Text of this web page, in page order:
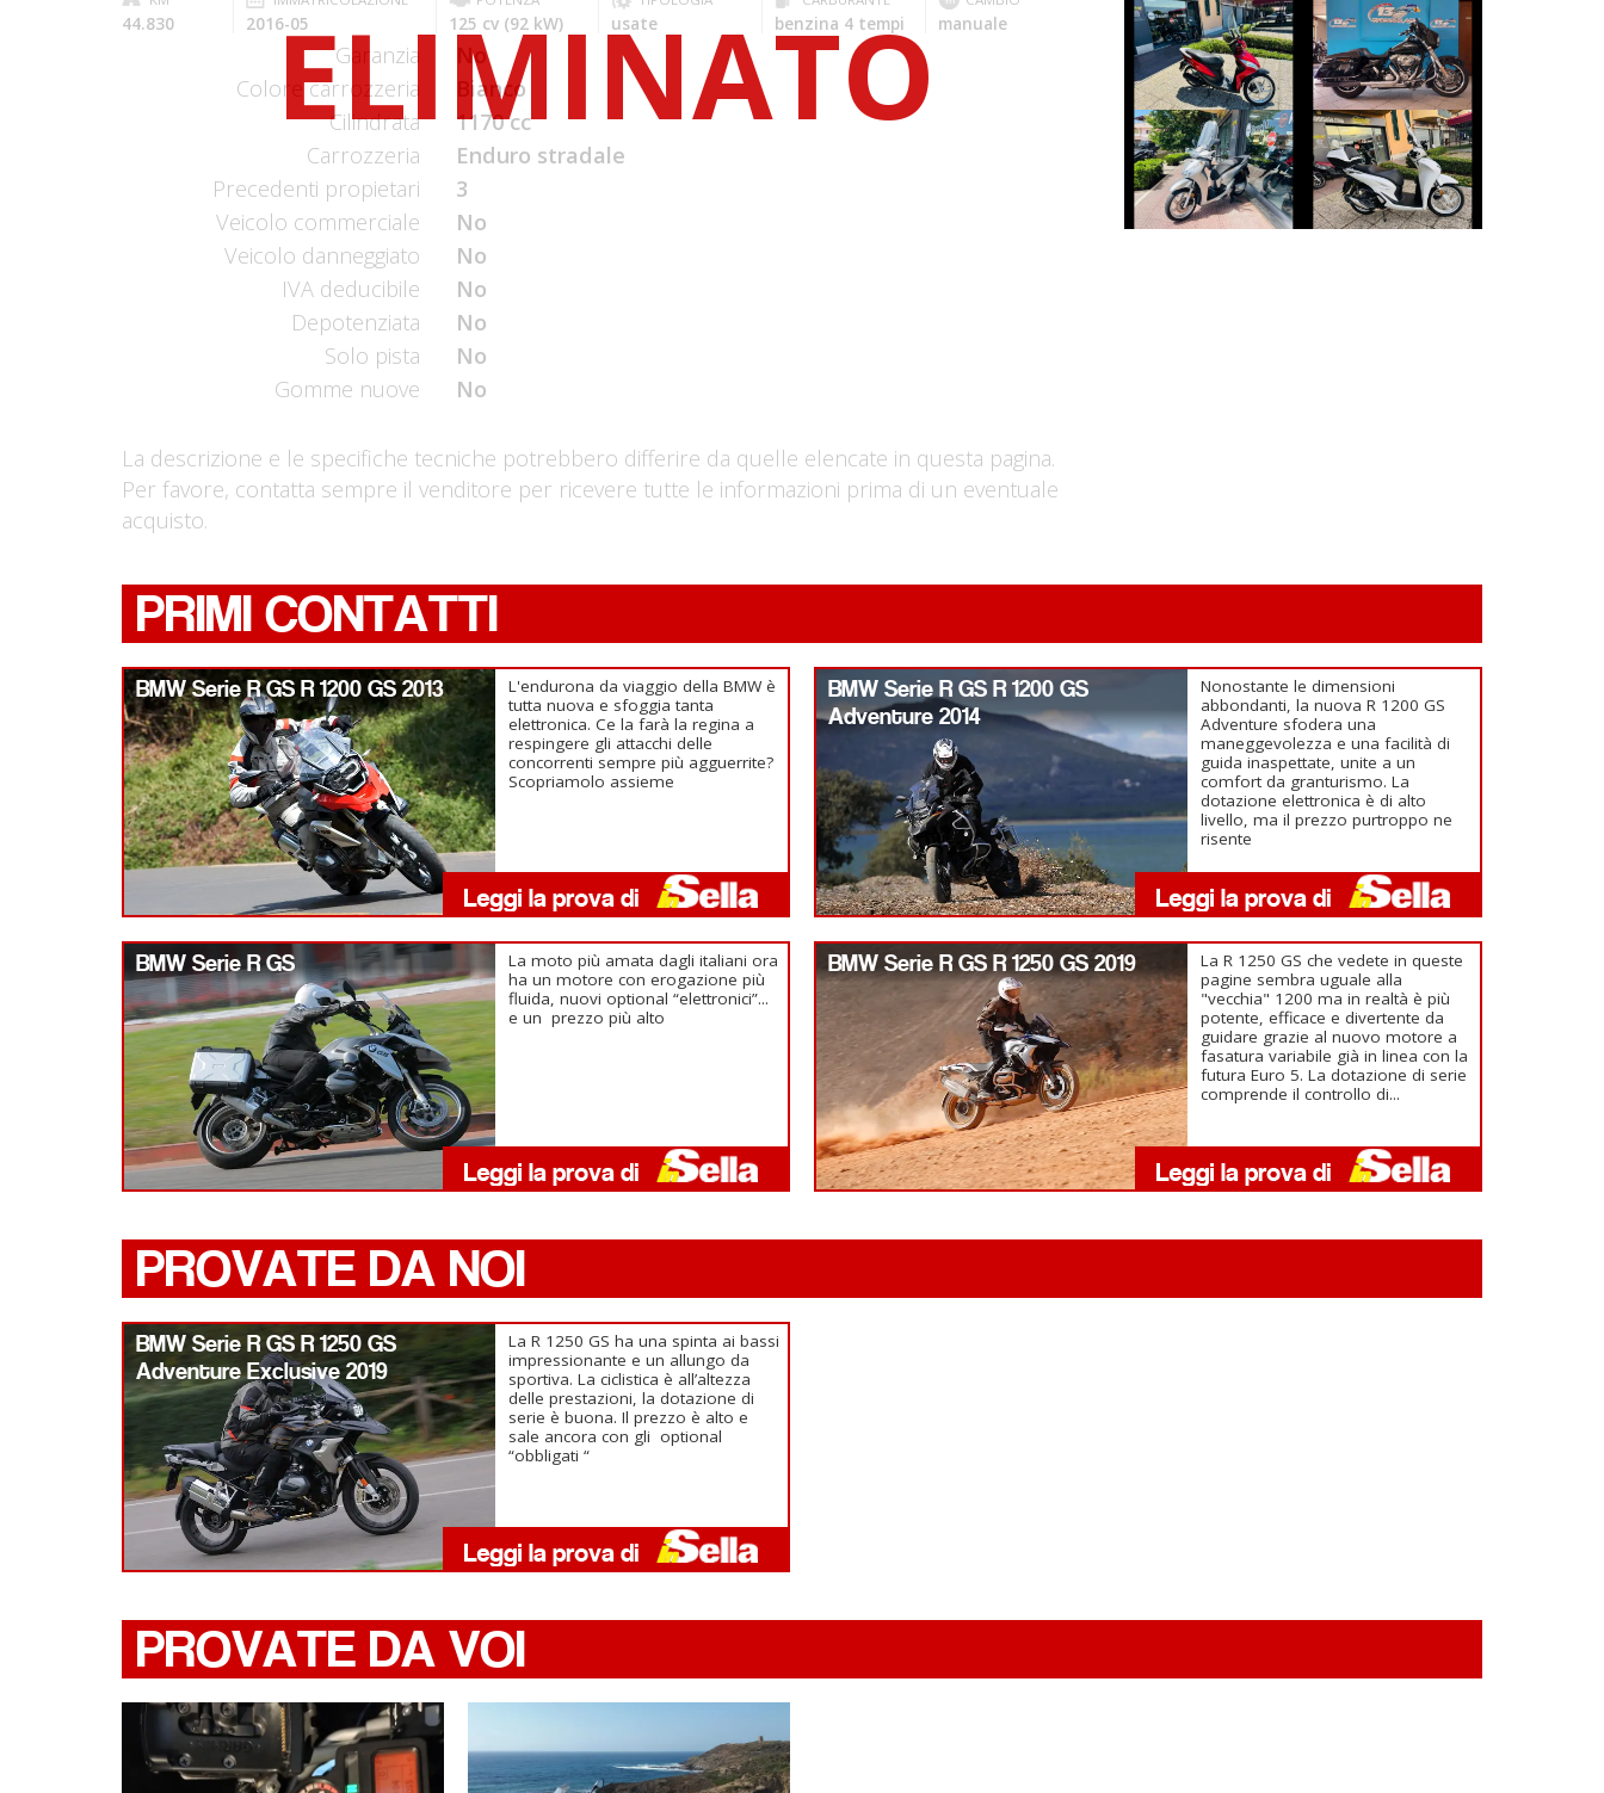
44.830 2016-05 125 cv (92 kW) usate benzina 4 tempi manuale
Garanzia
No
Colore carrozzeria
Bianco
Cilindrata
1170 cc
Carrozzeria
Enduro stradale
Precedenti propietari
3
Veicolo commerciale
No
Veicolo danneggiato
No
IVA deducibile
No
Depotenziata
No
Solo pista
No
Gomme nuove
No
La descrizione e le specifiche tecniche potrebbero differire da quelle elencate in questa pagina.
Per favore, contatta sempre il venditore per ricevere tutte le informazioni prima di un eventuale
acquisto.
HONDA VISION
€ 1.590 €
HARLEY-
DAVIDSON
STREET
€ 16.990 €
HONDA SH
€ 3.150 €
HONDA SH
€ 3.390 €
PRIMI CONTATTI
BMW Serie R GS R 1200 GS 2013
L'endurona da viaggio della BMW è
tutta nuova e sfoggia tanta
elettronica. Ce la farà la regina a
respingere gli attacchi delle
concorrenti sempre più agguerrite?
Scopriamolo assieme
BMW Serie R GS R 1200 GS
Adventure 2014
Nonostante le dimensioni
abbondanti, la nuova R 1200 GS
Adventure sfodera una
maneggevolezza e una facilità di
guida inaspettate, unite a un
comfort da granturismo. La
dotazione elettronica è di alto
livello, ma il prezzo purtroppo ne
risente
BMW Serie R GS
La moto più amata dagli italiani ora
ha un motore con erogazione più
fluida, nuovi optional “elettronici”...
e un prezzo più alto
BMW Serie R GS R 1250 GS 2019
La R 1250 GS che vedete in queste
pagine sembra uguale alla
"vecchia" 1200 ma in realtà è più
potente, efficace e divertente da
guidare grazie al nuovo motore a
fasatura variabile già in linea con la
futura Euro 5. La dotazione di serie
comprende il controllo di...
PROVATE DA NOI
BMW Serie R GS R 1250 GS
Adventure Exclusive 2019
La R 1250 GS ha una spinta ai bassi
impressionante e un allungo da
sportiva. La ciclistica è all’altezza
delle prestazioni, la dotazione di
serie è buona. Il prezzo è alto e
sale ancora con gli optional
“obbligati “
PROVATE DA VOI